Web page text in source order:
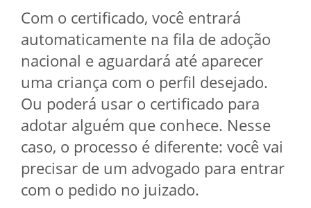
Com o certificado, você entrará
automaticamente na fila de adoção
nacional e aguardará até aparecer
uma criança com o perfil desejado.
Ou poderá usar o certificado para
adotar alguém que conhece. Nesse
caso, o processo é diferente: você vai
precisar de um advogado para entrar
com o pedido no juizado.